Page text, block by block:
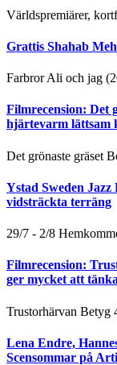
Världspremiärer,
Grattis Shahab
Farbror Ali och jag
Filmrecension: Det
hjärtevarm lättsam
Det grönaste gräset
Ystad Sweden Jazz
vidsträckta terräng
29/7 - 2/8
Filmrecension:
ger mycket att
Trustorhärvan
Lena Endre,
Scensommar på